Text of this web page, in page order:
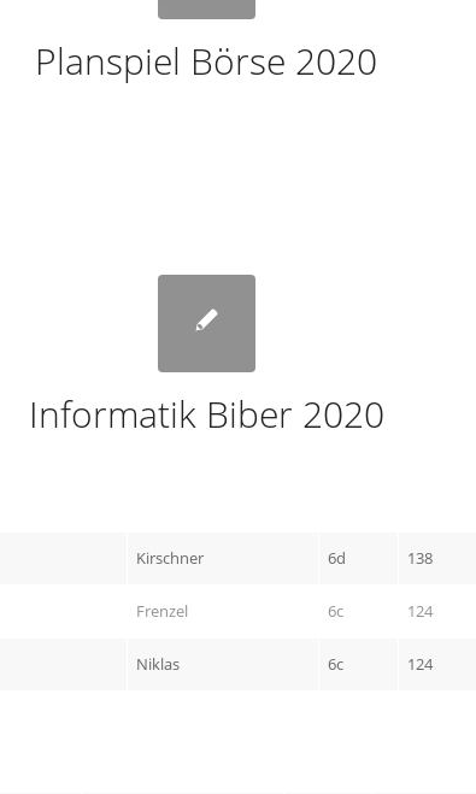
Planspiel Börse 2020
Informatik Biber 2020
Kirschner 6d 138
Frenzel 6c 124
Niklas 6c 124